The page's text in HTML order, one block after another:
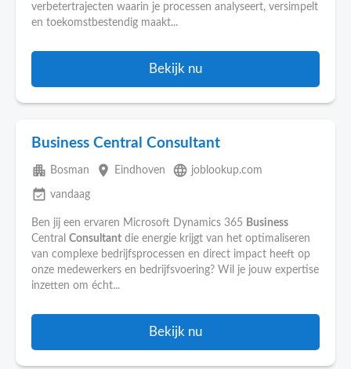
verbetertrajecten waarin je processen analyseert, versimpelt
en toekomstbestendig maakt...
Bekijk nu
Business Central Consultant
apartment Bosman place Eindhoven language joblookup.com
event_available vandaag
Ben jij een ervaren Microsoft Dynamics 365 Business
Central Consultant die energie krijgt van het optimaliseren
van complexe bedrijfsprocessen en direct impact heeft op
onze medewerkers en bedrijfsvoering? Wil je jouw expertise
inzetten om écht...
Bekijk nu